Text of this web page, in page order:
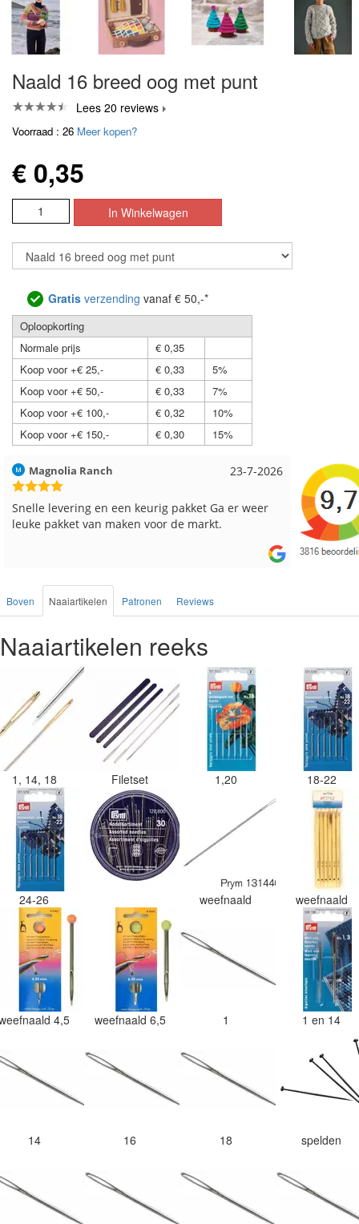
Naald 16 breed oog met punt
Lees 20 reviews
Voorraad : 26 Meer kopen?
€ 0,35
Gratis verzending vanaf € 50,-*
Oploopkorting
Normale prijs
€ 0,35
Koop voor +€ 25,-
€ 0,33
5%
Koop voor +€ 50,-
€ 0,33
7%
Koop voor +€ 100,-
€ 0,32
10%
Koop voor +€ 150,-
€ 0,30 15%
17-7-2026
Hilde uit Loyers
Reeds meerdere keren breigaren en breinaalden
besteld, altijd heel tevreden over de service.
Loes uit
Snelle
Boven Naaiartikelen Patronen Reviews
Naaiartikelen reeks
1, 14, 18 Filetset 1,20 18-22
24-26 weefnaald weefnaald
4,5 weefnaald 6,5 1 1 en 14
14 16 18 spelden